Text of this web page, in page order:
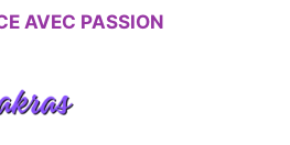
AVEC PASSION